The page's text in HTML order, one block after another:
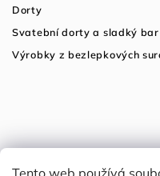
Tento web používá
Dorty
Svatební dorty a sladký bar
Výrobky z bezlepkových